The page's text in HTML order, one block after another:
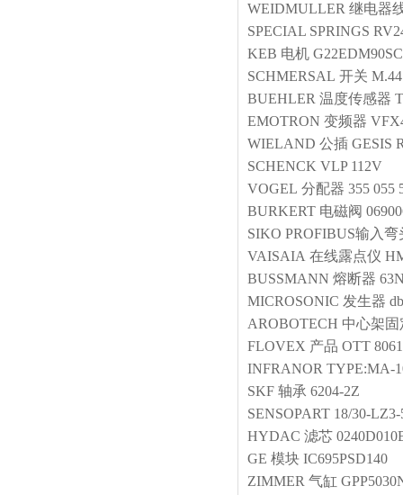
WEIDMULLER 继电器
SPECIAL SPRINGS
KEB 电机
SCHMERSAL 开关
BUEHLER 温度传感器
EMOTRON 变频器
WIELAND 公插 GESIS
SCHENCK VLP 112V
VOGEL 分配器 355 055
BURKERT 电磁阀
SIKO PROFIBUS输入弯
VAISAIA 在线露点仪
BUSSMANN 熔断器
MICROSONIC 发生器
AROBOTECH 中心架固
FLOVEX 产品 OTT
INFRANOR TYPE:MA-
SKF 轴承 6204-2Z
SENSOPART 18/30-
HYDAC 滤芯
GE 模块 IC695PSD140
ZIMMER 气缸